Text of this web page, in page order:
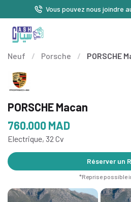
Vous pouvez nous joindre
Neuf / Porsche / PORSCHE
PORSCHE Macan
760.000MAD
Electrique, 32 Cv
Réserver un
*Reprise possible